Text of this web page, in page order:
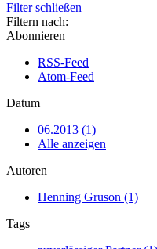
Filter schließen
Filtern nach:
Abonnieren
RSS-Feed
Atom-Feed
Datum
06.2013 (1)
Alle anzeigen
Autoren
Henning Gruson (1)
Tags